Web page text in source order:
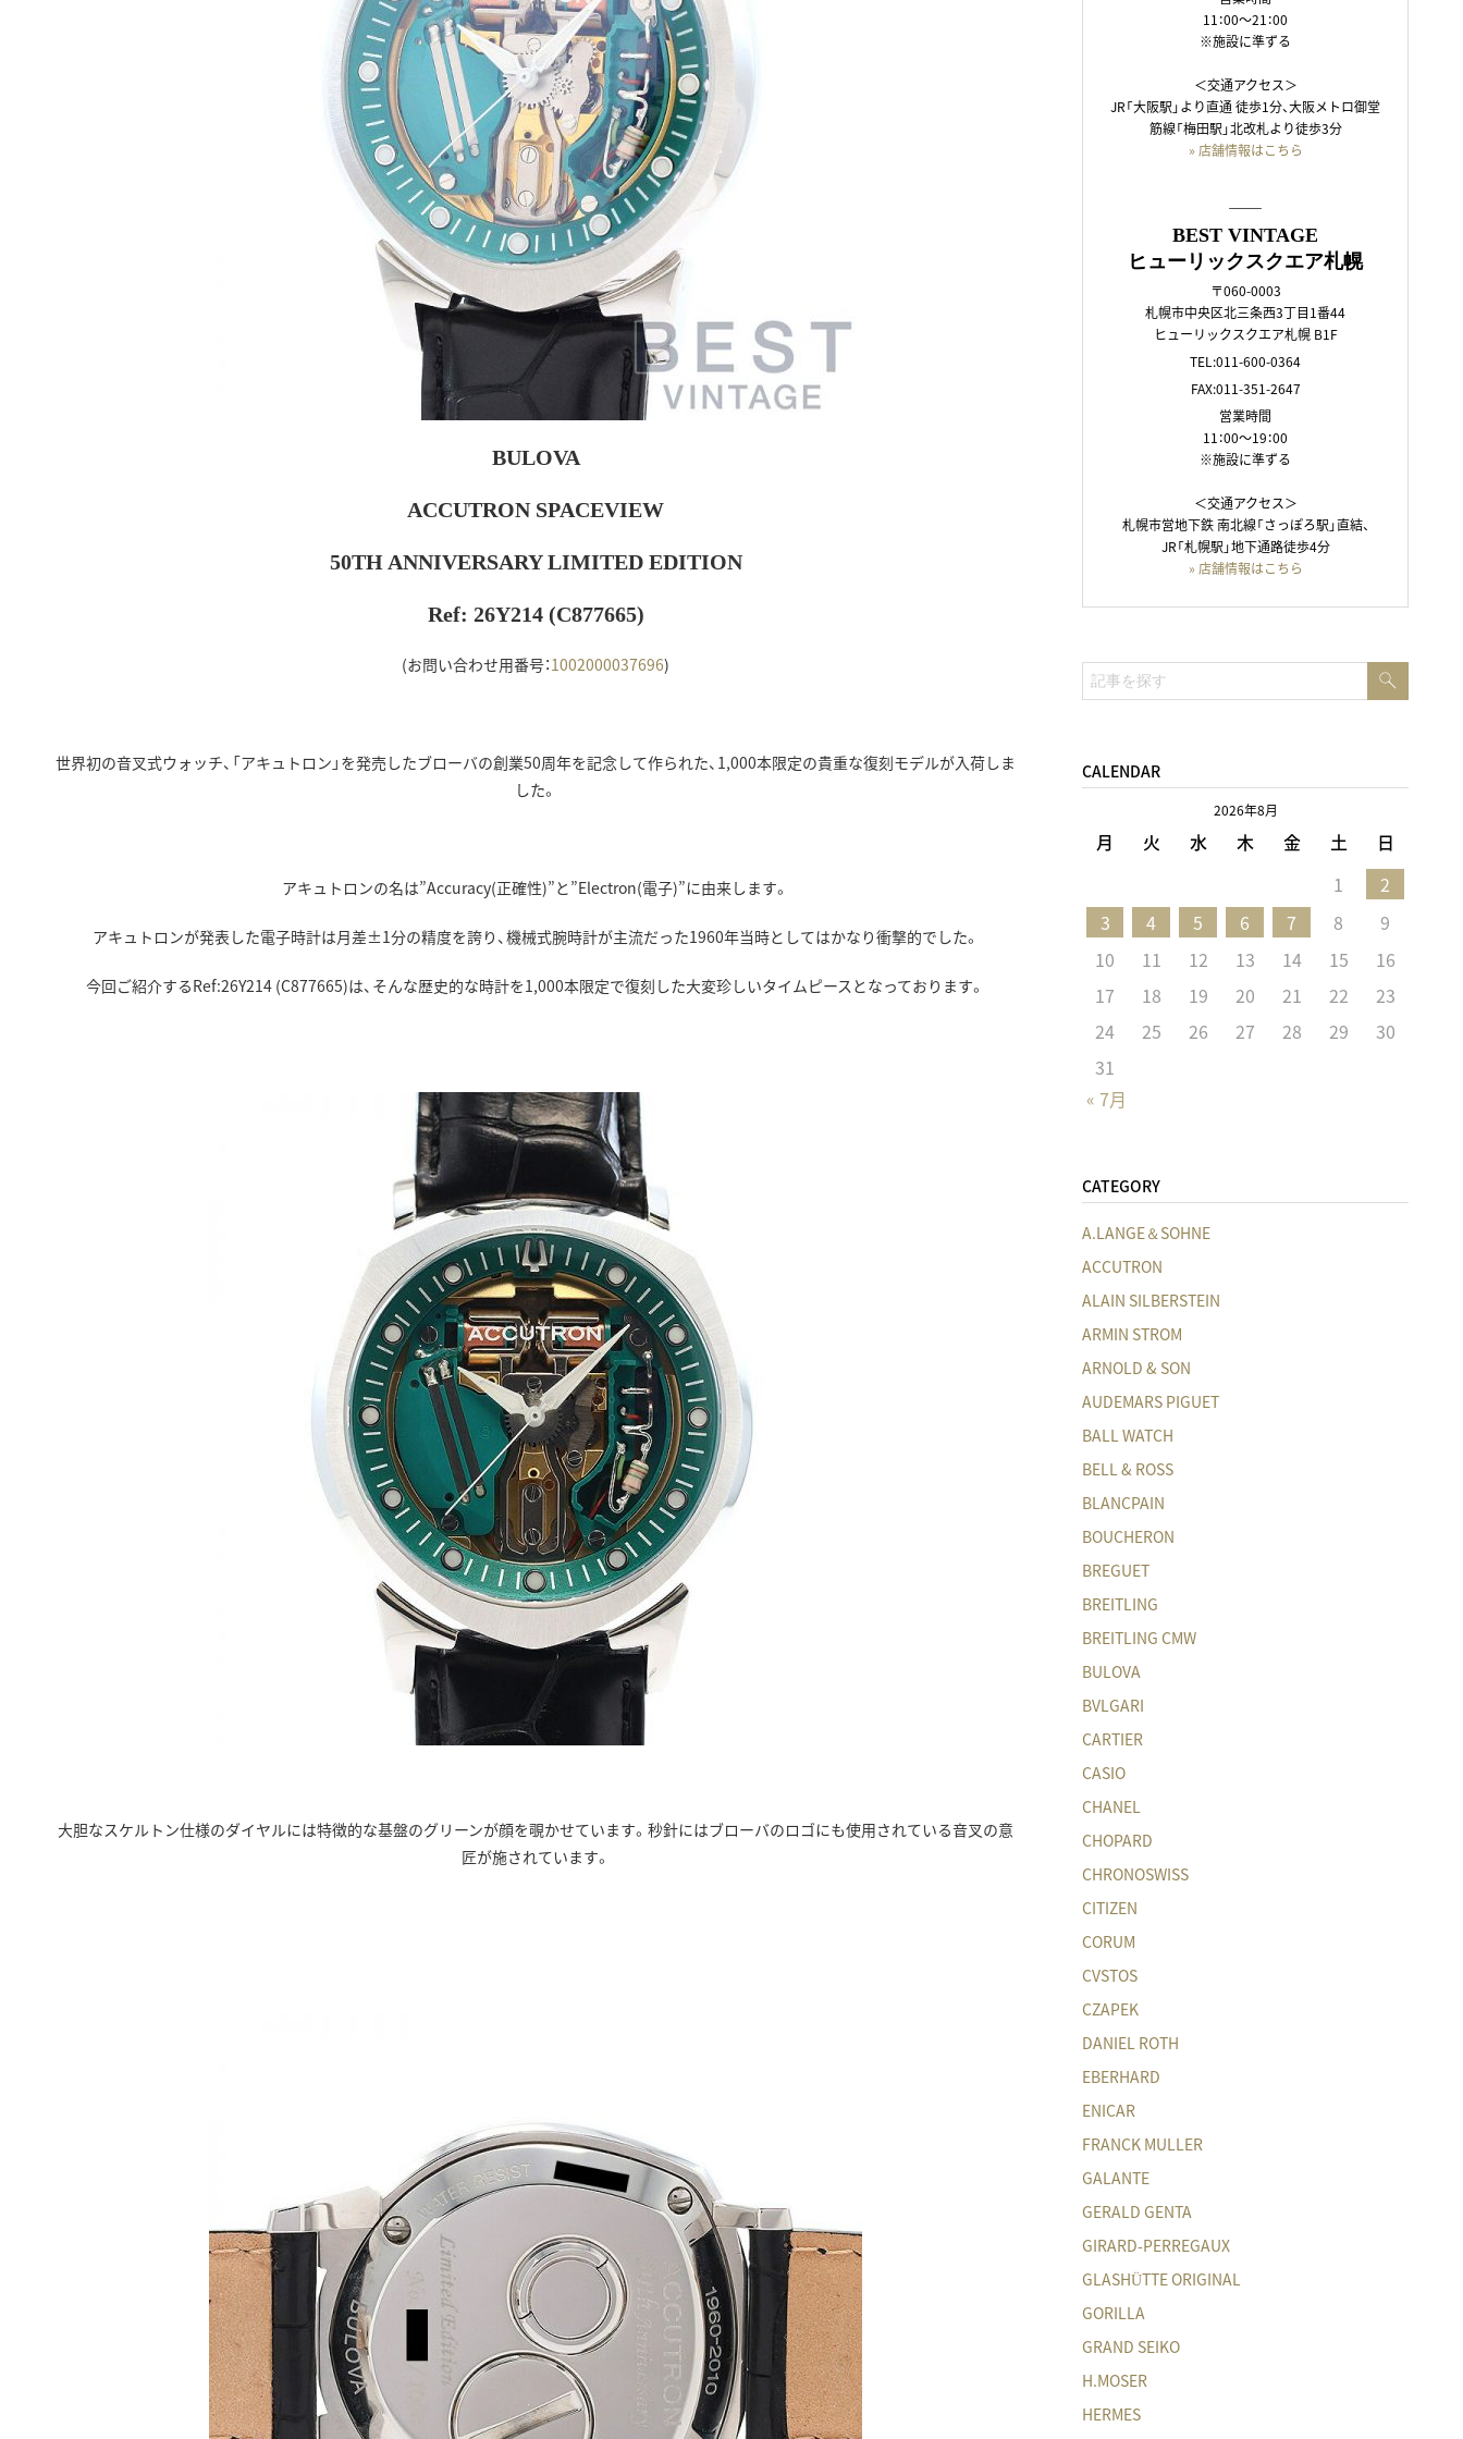
BULOVA
ACCUTRON SPACEVIEW
50TH ANNIVERSARY LIMITED EDITION
Ref: 26Y214 (C877665)
(お問い合わせ用番号：1002000037696)
世界初の音叉式ウォッチ、「アキュトロン」を発売したブローバの創業50周年を記念して作られた、1,000本限定の貴重な復刻モデルが入荷しま
した。
アキュトロンの名は”Accuracy(正確性)”と”Electron(電子)”に由来します。
アキュトロンが発表した電子時計は月差±1分の精度を誇り、機械式腕時計が主流だった1960年当時としてはかなり衝撃的でした。
今回ご紹介するRef:26Y214 (C877665)は、そんな歴史的な時計を1,000本限定で復刻した大変珍しいタイムピースとなっております。
大胆なスケルトン仕様のダイヤルには特徴的な基盤のグリーンが顔を覗かせています。秒針にはブローバのロゴにも使用されている音叉の意
匠が施されています。
11：00～21：00
※施設に準ずる
＜交通アクセス＞
JR「大阪駅」より直通 徒歩1分、大阪メトロ御堂
筋線「梅田駅」北改札より徒歩3分
» 店舗情報はこちら
――
BEST VINTAGE
ヒューリックスクエア札幌
〒060-0003
札幌市中央区北三条西3丁目1番44
ヒューリックスクエア札幌 B1F
TEL:011-600-0364
FAX:011-351-2647
営業時間
11：00～19：00
※施設に準ずる
＜交通アクセス＞
札幌市営地下鉄 南北線「さっぽろ駅」直結、
JR「札幌駅」地下通路徒歩4分
» 店舗情報はこちら
検
索:
CALENDAR
2026年8月
月 火 水 木 金 土 日
« 7月
1
2
3
4 5 6 7 8
9
10
11 12 13 14 15
16
17
18 19 20 21 22
23
24
25 26 27 28 29
30
31
CATEGORY
A.LANGE＆SOHNE
ACCUTRON
ALAIN SILBERSTEIN
ARMIN STROM
ARNOLD & SON
AUDEMARS PIGUET
BALL WATCH
BELL & ROSS
BLANCPAIN
BOUCHERON
BREGUET
BREITLING
BREITLING CMW
BULOVA
BVLGARI
CARTIER
CASIO
CHANEL
CHOPARD
CHRONOSWISS
CITIZEN
CORUM
CVSTOS
CZAPEK
DANIEL ROTH
EBERHARD
ENICAR
FRANCK MULLER
GALANTE
GERALD GENTA
GIRARD-PERREGAUX
GLASHÜTTE ORIGINAL
GORILLA
GRAND SEIKO
H.MOSER
HERMES